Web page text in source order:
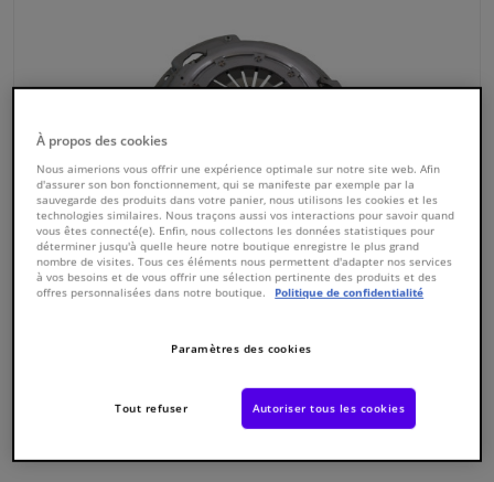
Refroidissement & chauffage
Pièces moteur & accessoires
Filtres & liquides
Bagages & transport
Fenêtres & accessoires
5050063626452
À propos des cookies
Nous aimerions vous offrir une expérience optimale sur notre site web. Afin
d'assurer son bon fonctionnement, qui se manifeste par exemple par la
sauvegarde des produits dans votre panier, nous utilisons les cookies et les
technologies similaires. Nous traçons aussi vos interactions pour savoir quand
vous êtes connecté(e). Enfin, nous collectons les données statistiques pour
déterminer jusqu'à quelle heure notre boutique enregistre le plus grand
nombre de visites. Tous ces éléments nous permettent d'adapter nos services
à vos besoins et de vous offrir une sélection pertinente des produits et des
offres personnalisées dans notre boutique.
Politique de confidentialité
Paramètres des cookies
Tout refuser Autoriser tous les cookies